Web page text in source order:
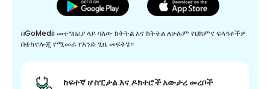
በGoMedii መተግበሪያ ላይ ባለው ክትትል እና ክትትል ለሁሉም የህክምና ፍላጎቶችዎ
በቴክኖሎጂ የሚመራ የአንድ ጊዜ መፍትሄ።
ከፍተኛ ሆስፒታል እና ዶክተሮች አውታረ መረቦች